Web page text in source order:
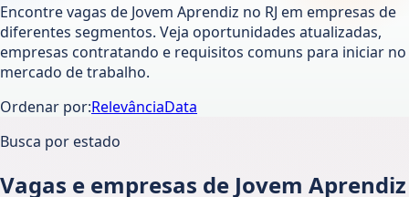
Encontre vagas de Jovem Aprendiz no RJ em empresas de
diferentes segmentos. Veja oportunidades atualizadas,
empresas contratando e requisitos comuns para iniciar no
mercado de trabalho.
Ordenar por:RelevânciaData
Busca por estado
Vagas e empresas de Jovem Aprendiz